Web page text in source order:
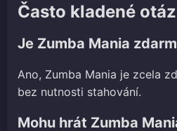
Často kladené
Je Zumba Mania
Ano, Zumba Mania je zcela
bez nutnosti stahování.
Mohu hrát Zumba